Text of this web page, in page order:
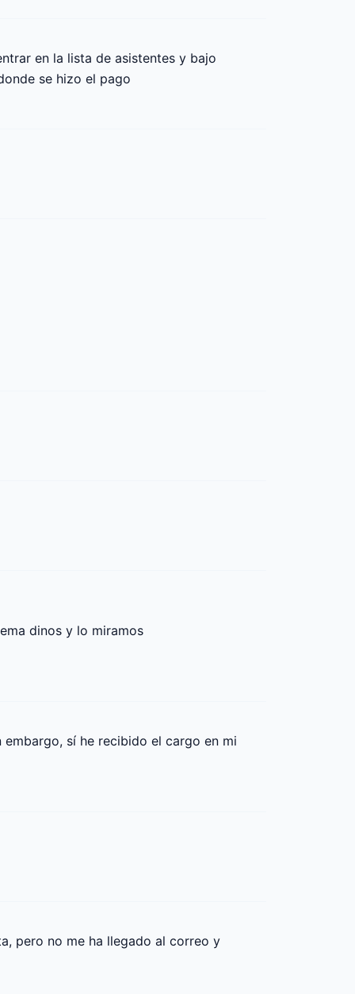
en la lista de asistentes y bajo
se hizo el pago
dinos y lo miramos
sí he recibido el cargo en mi
pero no me ha llegado al correo y